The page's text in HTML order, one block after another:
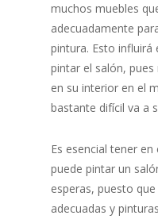
muchos muebles
adecuadamente
pintura. Esto influirá
pintar el salón,
en su interior en el
bastante difícil va a
Es esencial tener
puede pintar un
esperas, puesto
adecuadas y